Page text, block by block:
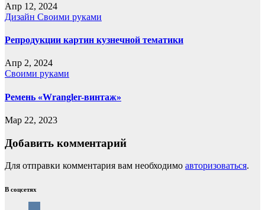
Апр 12, 2024
Дизайн Своими руками
Репродукции картин кузнечной тематики
Апр 2, 2024
Своими руками
Ремень «Wrangler-винтаж»
Мар 22, 2023
Добавить комментарий
Для отправки комментария вам необходимо авторизоваться.
В соцсетях